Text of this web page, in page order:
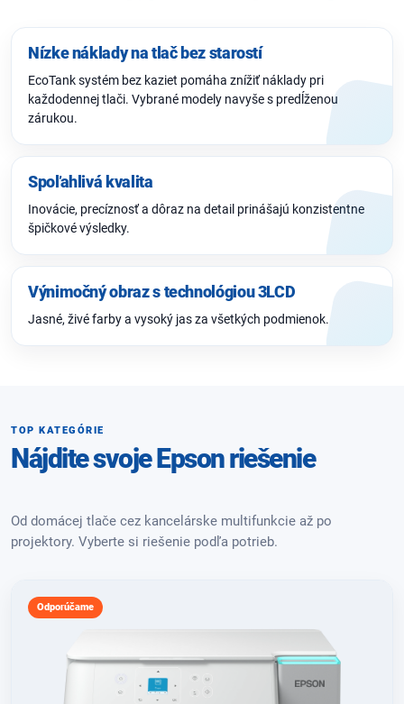
Nízke náklady na tlač bez starostí
EcoTank systém bez kaziet pomáha znížiť náklady pri
každodennej tlači. Vybrané modely navyše s predĺženou
zárukou.
Spoľahlivá kvalita
Inovácie, precíznosť a dôraz na detail prinášajú konzistentne
špičkové výsledky.
Výnimočný obraz s technológiou 3LCD
Jasné, živé farby a vysoký jas za všetkých podmienok.
TOP KATEGÓRIE
Nájdite svoje Epson riešenie
Od domácej tlače cez kancelárske multifunkcie až po
projektory. Vyberte si riešenie podľa potrieb.
Odporúčame